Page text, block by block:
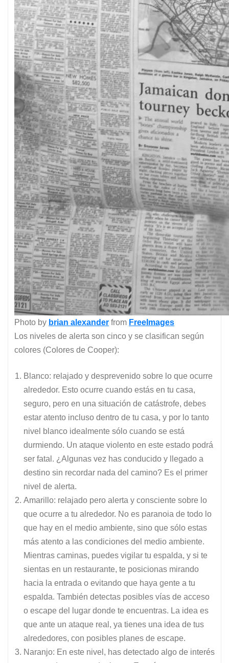
Photo by brian alexander from FreeImages
Los niveles de alerta son cinco y se clasifican según
colores (Colores de Cooper):
Blanco: relajado y desprevenido sobre lo que ocurre
alrededor. Esto ocurre cuando estás en tu casa,
seguro, pero en una situación de catástrofe, debes
estar atento incluso dentro de tu casa, y por lo tanto
nivel blanco idealmente sólo cuando se está
durmiendo. Un ataque violento en este estado podrá
ser fatal. ¿Algunas vez has conducido y llegado a
destino sin recordar nada del camino? Es el primer
nivel de alerta.
Amarillo: relajado pero alerta y consciente sobre lo
que ocurre a tu alrededor. No es paranoia de todo lo
que hay en el medio ambiente, sino que sólo estas
más atento a las condiciones del medio ambiente.
Mientras caminas, puedes vigilar tu espalda, y si te
sientas en un restaurante, te posicionas mirando
hacia la entrada o evitando que haya gente a tu
espalda. También detectas posibles vías de acceso
o escape del lugar donde te encuentras. La idea es
que ante un ataque real, ya tienes una idea de tus
alrededores, con posibles planes de escape.
Naranjo: En este nivel, has detectado algo de interés